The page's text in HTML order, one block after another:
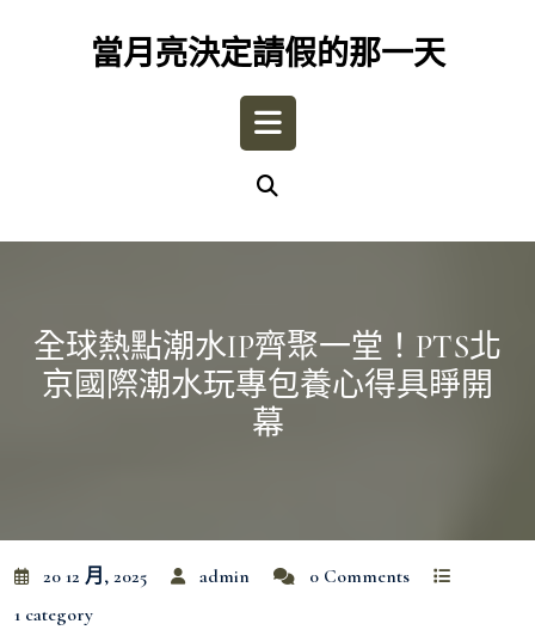
當月亮決定請假的那一天
Open
全球熱點潮水IP齊聚一堂！PTS北
京國際潮水玩專包養心得具睜開
幕
20 12 月, 2025 admin
0 Comments
1 category